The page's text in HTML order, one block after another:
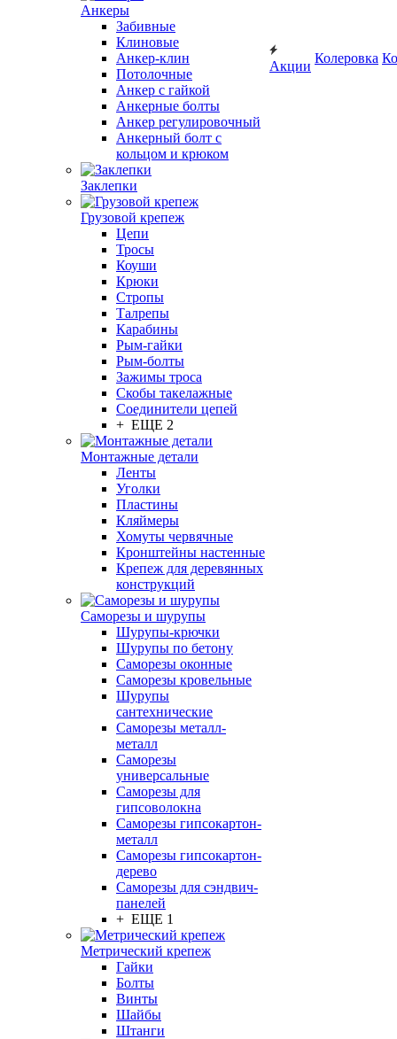
Анкеры
Забивные
Клиновые
Анкер-клин
Потолочные
Анкер с гайкой
Анкерные болты
Анкер регулировочный
Анкерный болт с
кольцом и крюком
Заклепки
Грузовой крепеж
Цепи
Тросы
Коуши
Крюки
Стропы
Талрепы
Карабины
Рым-гайки
Рым-болты
Зажимы троса
Скобы такелажные
Соединители цепей
+ ЕЩЕ 2
Монтажные детали
Ленты
Уголки
Пластины
Кляймеры
Хомуты червячные
Кронштейны настенные
Крепеж для деревянных
конструкций
Саморезы и шурупы
Шурупы-крючки
Шурупы по бетону
Саморезы оконные
Саморезы кровельные
Шурупы
сантехнические
Саморезы металл-
металл
Саморезы
универсальные
Саморезы для
гипсоволокна
Саморезы гипсокартон-
металл
Саморезы гипсокартон-
дерево
Саморезы для сэндвич-
панелей
+ ЕЩЕ 1
Метрический крепеж
Гайки
Болты
Винты
Шайбы
Штанги
Акции
Колеровка